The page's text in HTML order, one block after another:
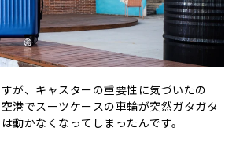
が、キャスターの重要性に気づいたの
港でスーツケースの車輪が突然ガタガタ
動かなくなってしまったんです。